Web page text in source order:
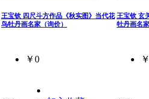
王宝钦 四尺斗方作品《秋实图》当代花
鸟牡丹画名家（询价）
￥0
王宝钦 玄
牡丹画名